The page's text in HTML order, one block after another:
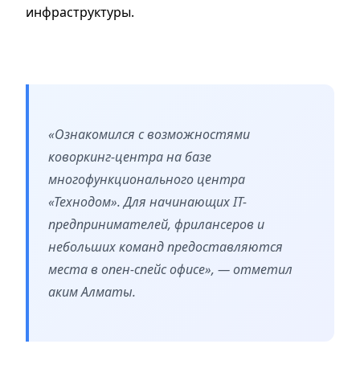
инфраструктуры.
«Ознакомился с возможностями
коворкинг-центра на базе
многофункционального центра
«Технодом». Для начинающих IT-
предпринимателей, фрилансеров и
небольших команд предоставляются
места в опен-спейс офисе», — отметил
аким Алматы.